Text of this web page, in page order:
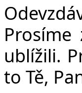
ublížili.
to Tě,